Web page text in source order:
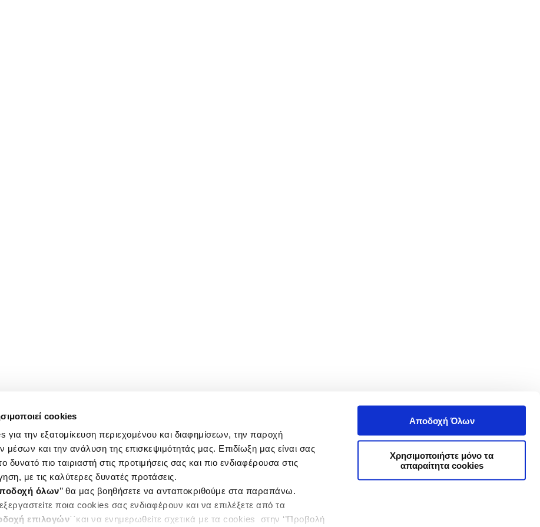
cookies
για την εξατομίκευση περιεχομένου και διαφημίσεων, την παροχή
μέσων και την ανάλυση της επισκεψιμότητάς μας. Επιδίωξη μας είναι σας
πιο ταιριαστή στις προτιμήσεις σας και πιο ενδιαφέρουσα στις
με τις καλύτερες δυνατές προτάσεις.
όλων’’ θα μας βοηθήσετε να ανταποκριθούμε στα παραπάνω.
ποια cookies σας ενδιαφέρουν και να επιλέξετε από τα
επιλογών΄΄και να ενημερωθείτε σχετικά με τα cookies στην ‘’Προβολή
Αποδοχή Όλων
Χρησιμοποιήστε μόνο τα
απαραίτητα cookies